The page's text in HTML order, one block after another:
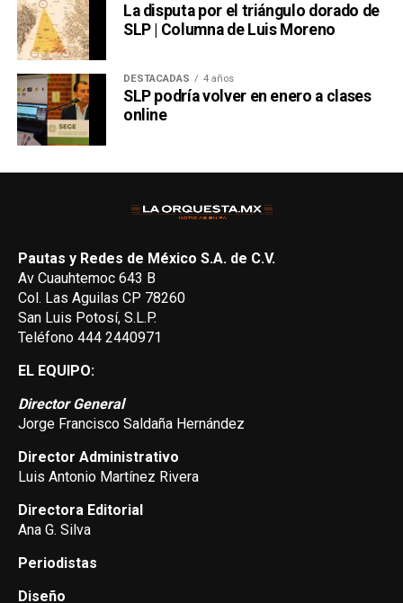
La disputa por el triángulo dorado de
SLP | Columna de Luis Moreno
DESTACADAS 4 años
SLP podría volver en enero a clases
online
Pautas y Redes de México S.A. de C.V.
Av Cuauhtemoc 643 B
Col. Las Aguilas CP 78260
San Luis Potosí, S.L.P.
Teléfono 444 2440971
EL EQUIPO:
Director General
Jorge Francisco Saldaña Hernández
Director Administrativo
Luis Antonio Martínez Rivera
Directora Editorial
Ana G. Silva
Periodistas
Diseño